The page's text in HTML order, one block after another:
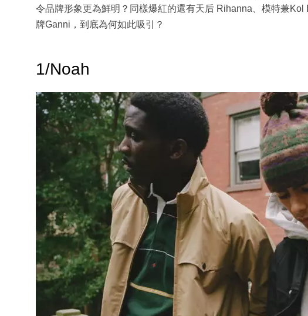
令品牌形象更為鮮明？同樣爆紅的還有天后 Rihanna、模特兼
牌Ganni，到底為何如此吸引？
1/Noah